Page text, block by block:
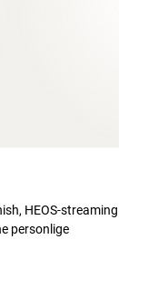
HEOS-streaming
personlige